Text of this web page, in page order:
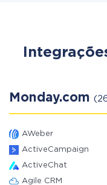
Monday.com
AWeber
ActiveCampaign
ActiveChat
Agile CRM